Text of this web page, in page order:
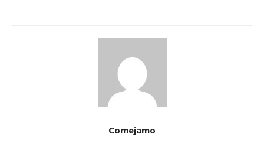
Comejamo